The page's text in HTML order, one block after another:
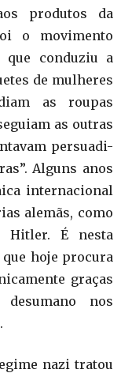
produtos da
o movimento
conduziu a
de mulheres
as roupas
as outras
persuadi-
Alguns anos
internacional
alemãs, como
Hitler. É nesta
hoje procura
graças
nos
nazi tratou